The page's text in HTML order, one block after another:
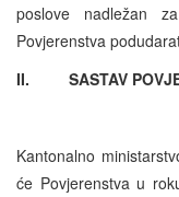
poslove nadležan
Povjerenstva
II. SASTAV
Kantonalno
će Povjerenstva u